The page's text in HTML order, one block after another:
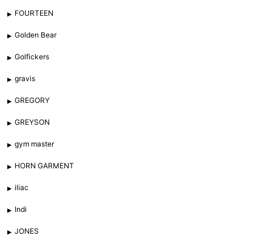
FOURTEEN
Golden Bear
Golfickers
gravis
GREGORY
GREYSON
gym master
HORN GARMENT
iliac
Indi
JONES